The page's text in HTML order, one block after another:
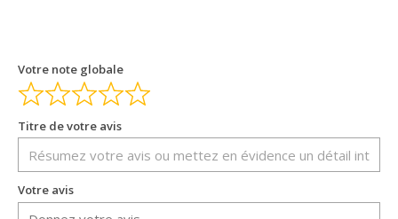
Votre note globale
Titre de votre avis
Votre avis